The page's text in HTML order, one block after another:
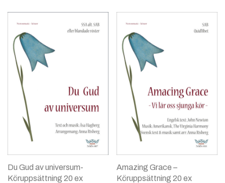
Du Gud av universum-
Köruppsättning 20 ex
Amazing Grace –
Köruppsättning 20 ex